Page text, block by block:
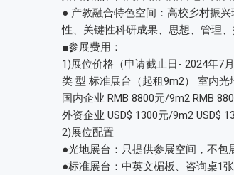
● 产教融合特色空间：高校乡村振
性、关键性科研成果、思想、管理、
■参展费用：
1)展位价格（申请截止日- 2024年7
类 型 标准展台（起租9m2） 室内光
国内企业 RMB 8800元/9m2 RMB
外资企业 USD$ 1300元/9m2 USD$
2)展位配置
●光地展台：只提供参展空间，不包
●标准展台：中英文楣板、咨询桌1